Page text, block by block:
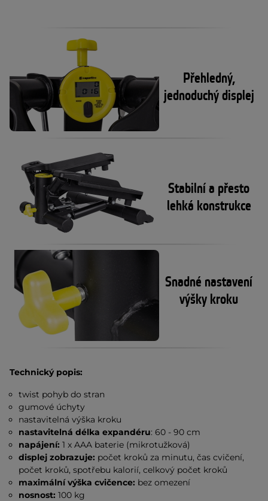
Přehledný,
jednoduchý displej
Stabilní a přesto
lehká konstrukce
Snadné nastavení
výšky kroku
Technický popis:
twist pohyb do stran
gumové úchyty
nastavitelná výška kroku
nastavitelná délka expandéru: 60 - 90 cm
napájení: 1 x AAA baterie (mikrotužková)
displej zobrazuje: počet kroků za minutu, čas cvičení,
počet kroků, spotřebu kalorií, celkový počet kroků
maximální výška cvičence: bez omezení
nosnost:100 kg